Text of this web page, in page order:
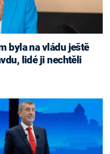
byla na vládu ještě
lidé ji nechtěli